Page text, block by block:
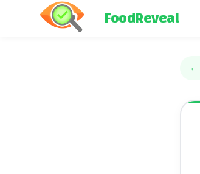
FoodReveal
←